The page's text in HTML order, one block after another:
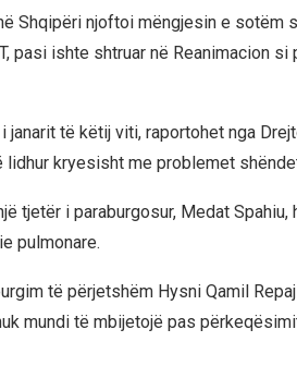
Shqipëri njoftoi mëngjesin e sotëm
pasi ishte shtruar në Reanimacion
të këtij viti, raportohet nga
lidhur kryesisht me problemet
tjetër i paraburgosur, Medat Spahiu,
pulmonare.
të përjetshëm Hysni Qamil
mundi të mbijetojë pas